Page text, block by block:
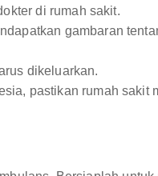
di rumah sakit.
gambaran
dikeluarkan.
pastikan rumah sakit